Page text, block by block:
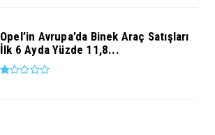
Opel’in Avrupa’da Binek Araç Satışları
İlk 6 Ayda Yüzde 11,8...